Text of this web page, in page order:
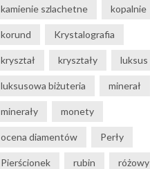
kamienie szlachetne kopalnie
korund Krystalografia
kryształ kryształy luksus
luksusowa biżuteria minerał
minerały monety
ocena diamentów Perły
Pierścionek rubin różowy